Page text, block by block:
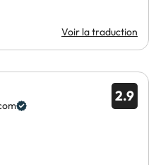
Voir la traduction
2.9